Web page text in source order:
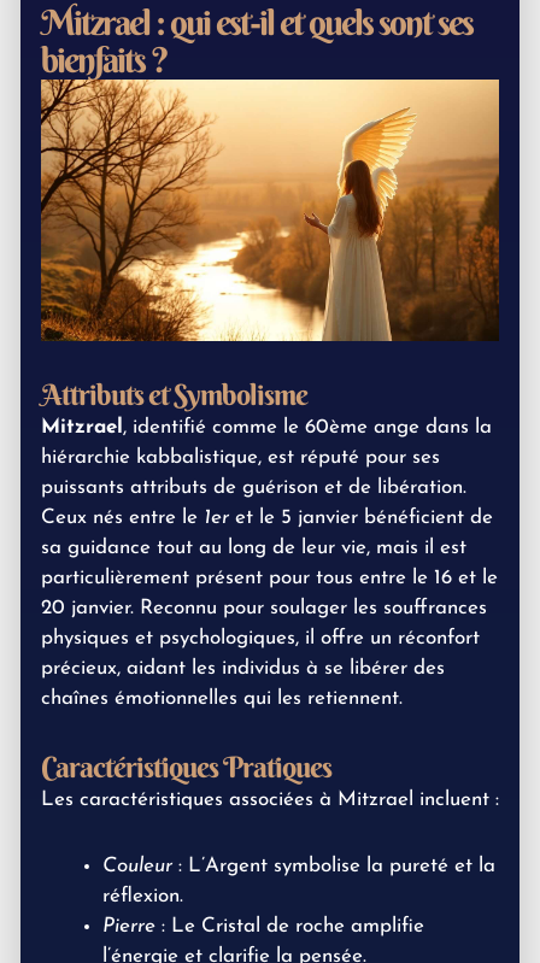
Mitzrael : qui est-il et quels sont ses
bienfaits ?
Attributs et Symbolisme
Mitzrael , identifié comme le 60ème ange dans la
hiérarchie kabbalistique, est réputé pour ses
puissants attributs de guérison et de libération.
Ceux nés entre le 1er et le 5 janvier bénéficient de
sa guidance tout au long de leur vie, mais il est
particulièrement présent pour tous entre le 16 et le
20 janvier. Reconnu pour soulager les souffrances
physiques et psychologiques, il offre un réconfort
précieux, aidant les individus à se libérer des
chaînes émotionnelles qui les retiennent.
Caractéristiques Pratiques
Les caractéristiques associées à Mitzrael incluent :
Couleur : L’Argent symbolise la pureté et la
réflexion.
Pierre : Le Cristal de roche amplifie
l’énergie et clarifie la pensée.